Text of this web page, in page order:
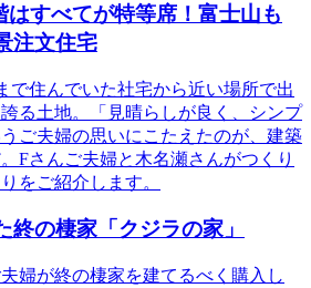
はすべてが特等席！富士山も
注文住宅
で住んでいた社宅から近い場所で出
る土地。「見晴らしが良く、シンプ
ご夫婦の思いにこたえたのが、建築
Fさんご夫婦と木名瀬さんがつくり
をご紹介します。
終の棲家「クジラの家」
婦が終の棲家を建てるべく購入し